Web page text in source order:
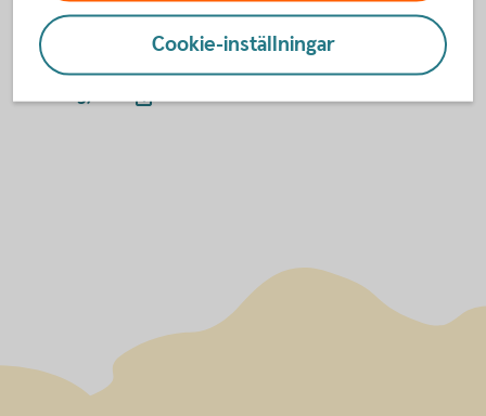
Ytterligare information
Bankföreningens faktablad om person i politiskt utsatt
Cookie-inställningar